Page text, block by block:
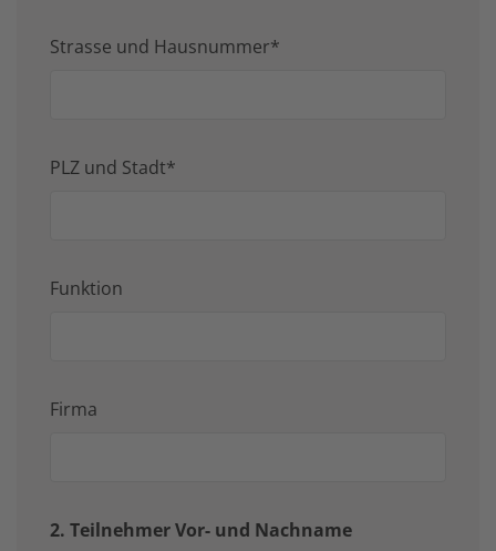
Strasse und Hausnummer*
PLZ und Stadt*
Funktion
Firma
2. Teilnehmer Vor- und Nachname